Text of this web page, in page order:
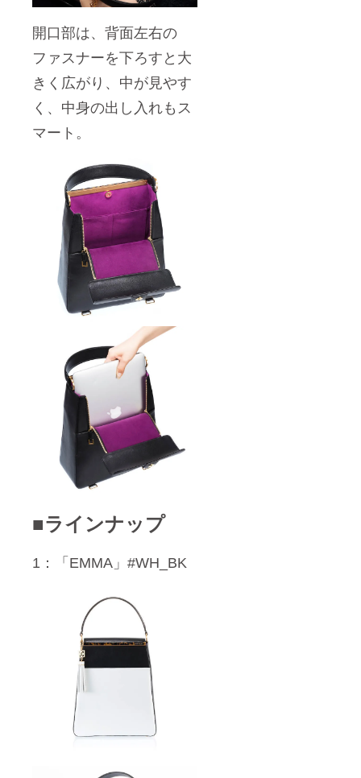
開口部は、背面左右の
ファスナーを下ろすと大
きく広がり、中が見やす
く、中身の出し入れもス
マート。
■ラインナップ
1：「EMMA」#WH_BK